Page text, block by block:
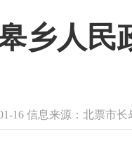
乡人民
16 信息来源：北票市